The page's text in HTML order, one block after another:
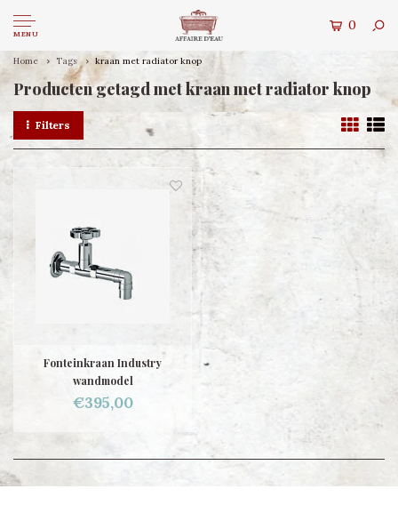
MENU
0
Home Tags kraan met radiator knop
Producten getagd met kraan met radiator knop
Filters
Fonteinkraan Industry
wandmodel
€395,00